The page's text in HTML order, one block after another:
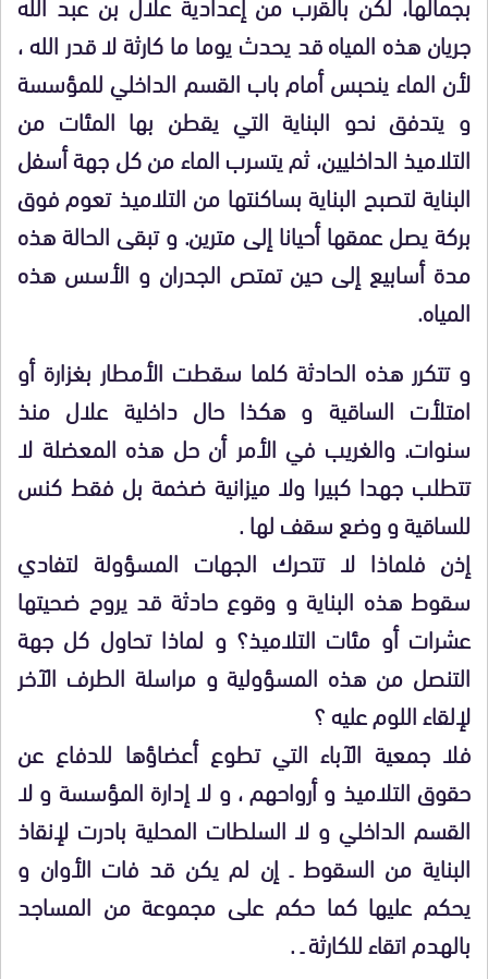
جريان هذه المياه قد يحدث يوما ما كارثة لا قدر الله ،
لأن الماء ينحبس أمام باب القسم الداخلي للمؤسسة
و يتدفق نحو البناية التي يقطن بها المئات من
التلاميذ الداخليين، ثم يتسرب الماء من كل جهة أسفل
البناية لتصبح البناية بساكنتها من التلاميذ تعوم فوق
بركة يصل عمقها أحيانا إلى مترين. و تبقى الحالة هذه
مدة أسابيع إلى حين تمتص الجدران و الأسس هذه
المياه.
و تتكرر هذه الحادثة كلما سقطت الأمطار بغزارة أو
امتلأت الساقية و هكذا حال داخلية علال منذ
سنوات. والغريب في الأمر أن حل هذه المعضلة لا
تتطلب جهدا كبيرا ولا ميزانية ضخمة بل فقط كنس
للساقية و وضع سقف لها .
إذن فلماذا لا تتحرك الجهات المسؤولة لتفادي
سقوط هذه البناية و وقوع حادثة قد يروح ضحيتها
عشرات أو مئات التلاميذ؟ و لماذا تحاول كل جهة
التنصل من هذه المسؤولية و مراسلة الطرف الآخر
لإلقاء اللوم عليه ؟
فلا جمعية الآباء التي تطوع أعضاؤها للدفاع عن
حقوق التلاميذ و أرواحهم ، و لا إدارة المؤسسة و لا
القسم الداخلي و لا السلطات المحلية بادرت لإنقاذ
البناية من السقوط ـ إن لم يكن قد فات الأوان و
يحكم عليها كما حكم على مجموعة من المساجد
بالهدم اتقاء للكارثة ـ .